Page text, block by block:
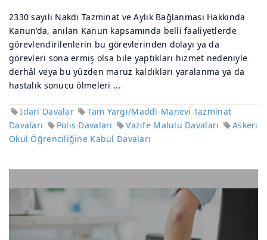
2330 sayılı Nakdi Tazminat ve Aylık Bağlanması Hakkında
Kanun’da, anılan Kanun kapsamında belli faaliyetlerde
görevlendirilenlerin bu görevlerinden dolayı ya da
görevleri sona ermiş olsa bile yaptıkları hizmet nedeniyle
derhâl veya bu yüzden maruz kaldıkları yaralanma ya da
hastalık sonucu ölmeleri ...
İdari Davalar
Tam Yargı/Maddi-Manevi Tazminat
Davaları
Polis Davaları Vazife Malulü Davaları
Askeri
Okul Öğrenciliğine Kabul Davaları